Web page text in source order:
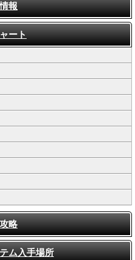
報
ート
略
ム入手場所